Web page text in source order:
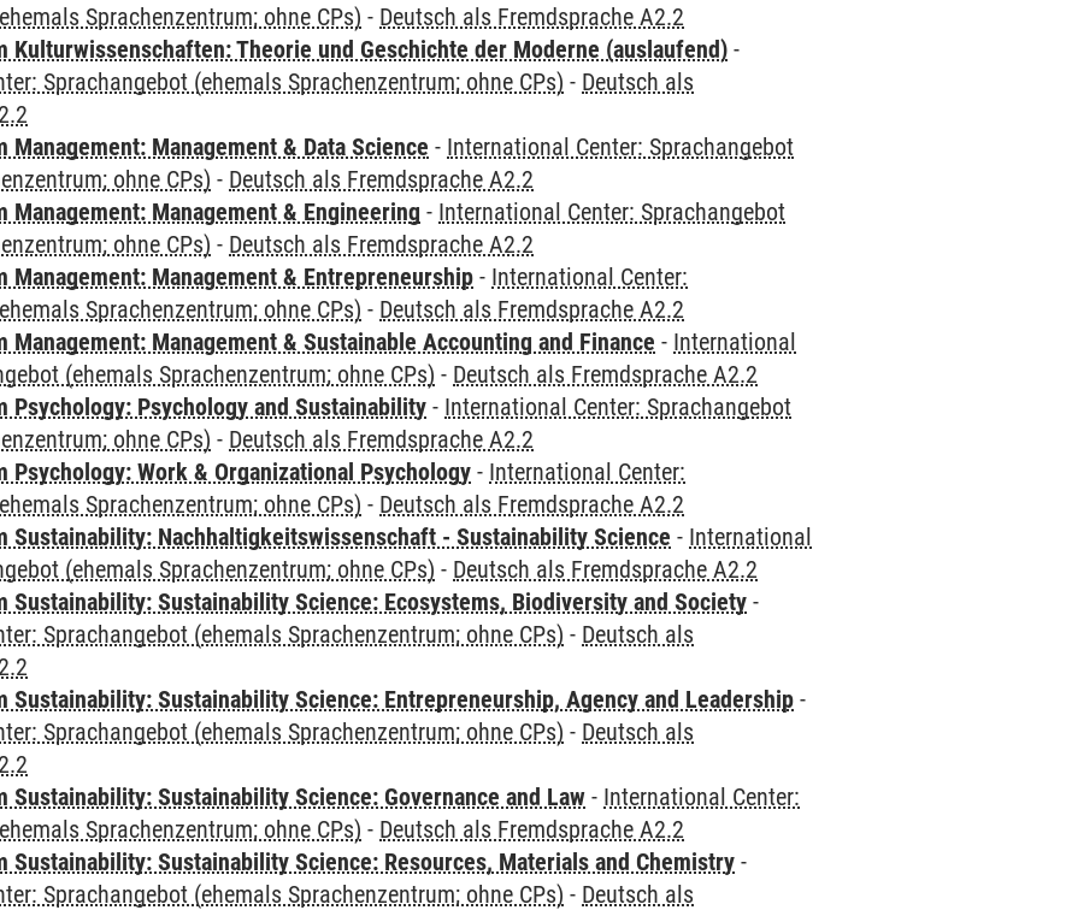
Sprachenzentrum; ohne CPs) - Deutsch als Fremdsprache A2.2
Kulturwissenschaften: Theorie und Geschichte der Moderne (auslaufend) -
Sprachangebot (ehemals Sprachenzentrum; ohne CPs) - Deutsch als
Management: Management & Data Science - International Center: Sprachangebot
ohne CPs) - Deutsch als Fremdsprache A2.2
Management: Management & Engineering - International Center: Sprachangebot
ohne CPs) - Deutsch als Fremdsprache A2.2
Management: Management & Entrepreneurship - International Center:
Sprachenzentrum; ohne CPs) - Deutsch als Fremdsprache A2.2
Management: Management & Sustainable Accounting and Finance - International
(ehemals Sprachenzentrum; ohne CPs) - Deutsch als Fremdsprache A2.2
Psychology: Psychology and Sustainability - International Center: Sprachangebot
ohne CPs) - Deutsch als Fremdsprache A2.2
Psychology: Work & Organizational Psychology - International Center:
Sprachenzentrum; ohne CPs) - Deutsch als Fremdsprache A2.2
Sustainability: Nachhaltigkeitswissenschaft - Sustainability Science - International
(ehemals Sprachenzentrum; ohne CPs) - Deutsch als Fremdsprache A2.2
Sustainability: Sustainability Science: Ecosystems, Biodiversity and Society -
Sprachangebot (ehemals Sprachenzentrum; ohne CPs) - Deutsch als
Sustainability: Sustainability Science: Entrepreneurship, Agency and Leadership -
Sprachangebot (ehemals Sprachenzentrum; ohne CPs) - Deutsch als
Sustainability: Sustainability Science: Governance and Law - International Center:
Sprachenzentrum; ohne CPs) - Deutsch als Fremdsprache A2.2
Sustainability: Sustainability Science: Resources, Materials and Chemistry -
Sprachangebot (ehemals Sprachenzentrum; ohne CPs) - Deutsch als